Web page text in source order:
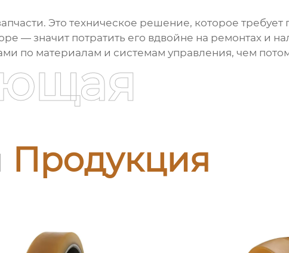
Это техническое решение, которое
— значит потратить его вдвойне на ремонтах и
по материалам и системам управления, чем
Продукция